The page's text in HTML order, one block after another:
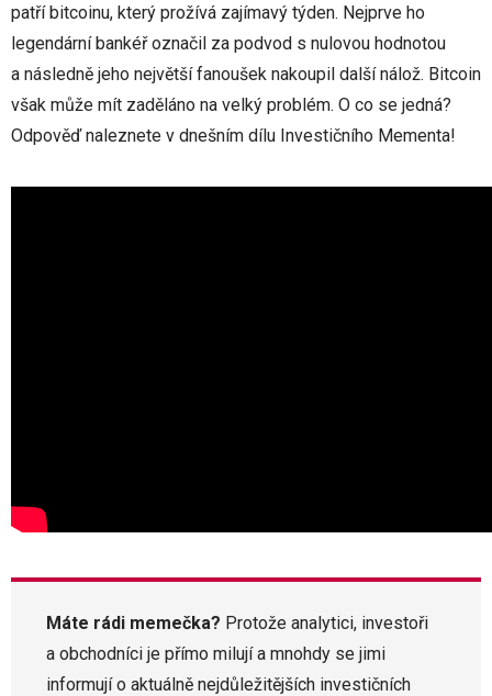
patří bitcoinu, který prožívá zajímavý týden. Nejprve ho
legendární bankéř označil za podvod s nulovou hodnotou
a následně jeho největší fanoušek nakoupil další nálož. Bitcoin
však může mít zaděláno na velký problém. O co se jedná?
Odpověď naleznete v dnešním dílu Investičního Mementa!
Máte rádi memečka? Protože analytici, investoři
a obchodníci je přímo milují a mnohdy se jimi
informují o aktuálně nejdůležitějších investičních